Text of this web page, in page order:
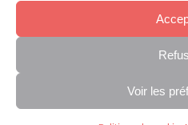
Voir les
Mentions Légales.